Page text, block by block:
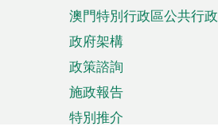
澳門特別行政區公共行政
政府架構
政策諮詢
施政報告
特別推介